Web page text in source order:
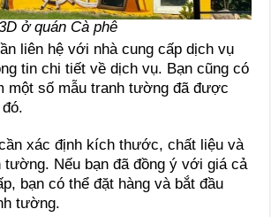
ở quán Cà phê
liên hệ với nhà cung cấp dịch vụ
tin chi tiết về dịch vụ. Bạn cũng có
một số mẫu tranh tường đã được
xác định kích thước, chất liệu và
tường. Nếu bạn đã đồng ý với giá cả
bạn có thể đặt hàng và bắt đầu
tường.